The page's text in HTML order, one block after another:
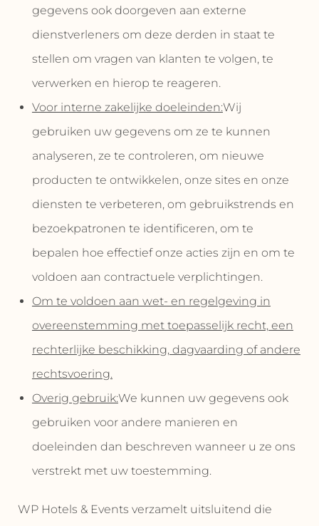
gegevens ook doorgeven aan externe
dienstverleners om deze derden in staat te
stellen om vragen van klanten te volgen, te
verwerken en hierop te reageren.
Voor interne zakelijke doeleinden:Wij
gebruiken uw gegevens om ze te kunnen
analyseren, ze te controleren, om nieuwe
producten te ontwikkelen, onze sites en onze
diensten te verbeteren, om gebruikstrends en
bezoekpatronen te identificeren, om te
bepalen hoe effectief onze acties zijn en om te
voldoen aan contractuele verplichtingen.
Om te voldoen aan wet- en regelgeving in
overeenstemming met toepasselijk recht, een
rechterlijke beschikking, dagvaarding of andere
rechtsvoering.
Overig gebruik:We kunnen uw gegevens ook
gebruiken voor andere manieren en
doeleinden dan beschreven wanneer u ze ons
verstrekt met uw toestemming.
WP Hotels & Events verzamelt uitsluitend die